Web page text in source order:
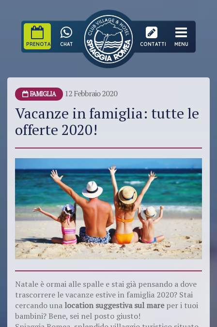
PRENOTA CHAT CONTATTI MENU
FAMIGLIA 12 Febbraio 2020
Vacanze in famiglia: tutte le
offerte 2020!
Natale è ormai alle spalle e stai già pensando a dove
trascorrere le vacanze estive in famiglia 2020? Stai
cercando unalocation suggestiva sul mare per i tuoi
bambini? Bene, sei nel posto giusto!